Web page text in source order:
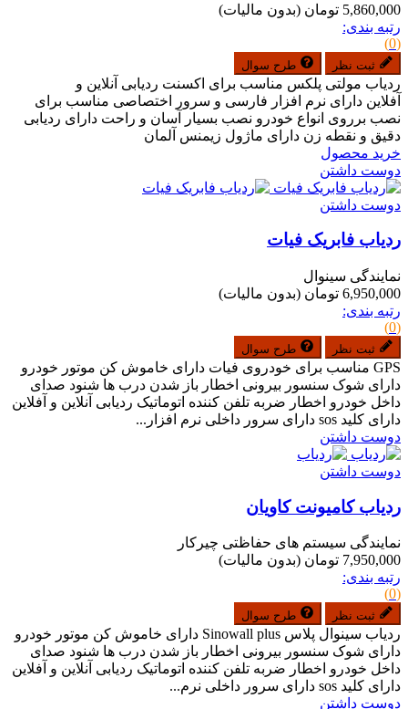
5,860,000 تومان
(بدون مالیات)
رتبه بندی:
(0)
ثبت نظر طرح سوال
ردیاب مولتی پلکس مناسب برای اکسنت ردیابی آنلاین و
آفلاین دارای نرم افزار فارسی و سرور اختصاصی مناسب برای
نصب برروی انواع خودرو نصب بسیار آسان و راحت دارای ردیابی
دقیق و نقطه زن دارای ماژول زیمنس آلمان
خرید محصول
دوست داشتن
دوست داشتن
ردیاب فابریک فیات
نمایندگی سینوال
6,950,000 تومان
(بدون مالیات)
رتبه بندی:
(0)
ثبت نظر طرح سوال
GPS مناسب برای خودروی فیات دارای خاموش کن موتور خودرو
دارای شوک سنسور بیرونی اخطار باز شدن درب ها شنود صدای
داخل خودرو اخطار ضربه تلفن کننده اتوماتیک ردیابی آنلاین و آفلاین
دارای کلید sos دارای سرور داخلی نرم افزار...
دوست داشتن
دوست داشتن
ردیاب کامیونت کاویان
نمایندگی سیستم های حفاظتی چیرکار
7,950,000 تومان
(بدون مالیات)
رتبه بندی:
(0)
ثبت نظر طرح سوال
ردیاب سینوال پلاس Sinowall plus دارای خاموش کن موتور خودرو
دارای شوک سنسور بیرونی اخطار باز شدن درب ها شنود صدای
داخل خودرو اخطار ضربه تلفن کننده اتوماتیک ردیابی آنلاین و آفلاین
دارای کلید sos دارای سرور داخلی نرم...
دوست داشتن